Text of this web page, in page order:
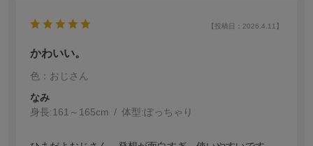
【投稿日：2026.4.11】
かわいい。
色：おじさん
なみ
身長:161～165cm 体型:ぽっちゃり